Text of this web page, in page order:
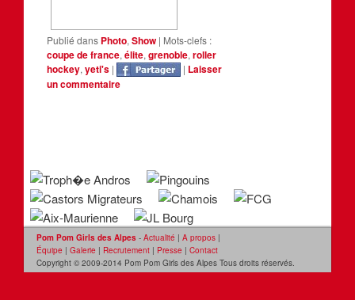
Publié dans Photo,Show | Mots-clefs :
coupe de france,élite,grenoble,roller
hockey,yeti's | | Laisser
un commentaire
Pom Pom Girls des Alpes - Actualité | A propos |
Équipe | Galerie | Recrutement | Presse | Contact
Copyright © 2009-2014 Pom Pom Girls des Alpes Tous droits réservés.